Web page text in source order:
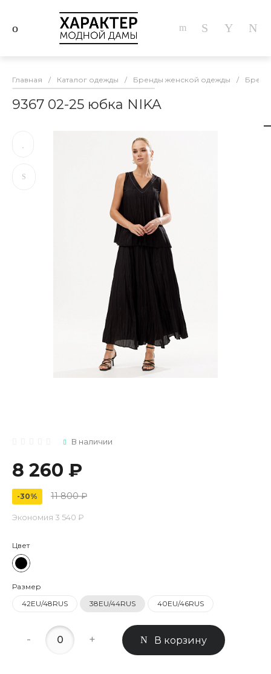
Главная / Каталог одежды / Бренды женской одежды /
9367 02-25 юбка NIKA
В наличии
8 260 ₽
-30% 11 800 ₽
Экономия 3 540 ₽
Цвет
Размер
42EU/48RUS
38EU/44RUS 40EU/46RUS
- + В корзину